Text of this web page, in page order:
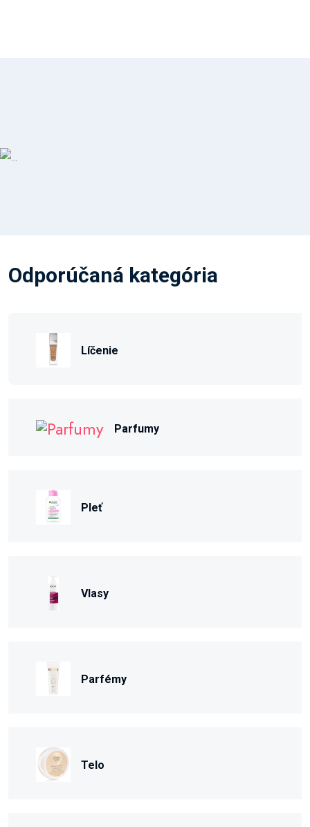
Odporúčaná kategória
Líčenie
Parfumy
Pleť
Vlasy
Parfémy
Telo